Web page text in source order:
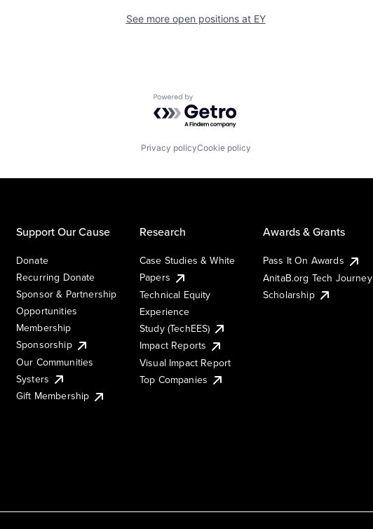
See more open positions at EY
Powered by Getro.com
Privacy policyCookie policy
Support Our Cause
Donate
Recurring Donate
Sponsor & Partnership
Opportunities
Membership
Sponsorship
Our Communities
Systers
Gift Membership
Research
Case Studies & White
Papers
Technical Equity
Experience
Study (TechEES)
Impact Reports
Visual Impact Report
Top Companies
Awards & Grants
Pass It On Awards
AnitaB.org Tech Journey
Scholarship